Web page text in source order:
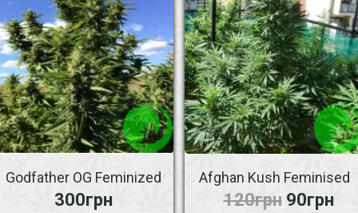
Godfather OG Feminized
300грн
Afghan Kush Feminised
120грн 90грн